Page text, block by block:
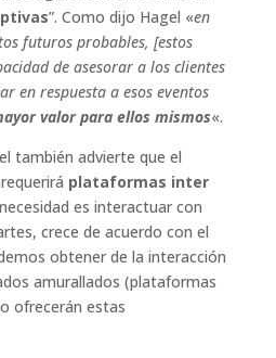
”. Como dijo Hagel «en
futuros probables, [estos
de asesorar a los clientes
en respuesta a esos eventos
valor para ellos mismos«.
también advierte que el
plataformas inter
es interactuar con
crece de acuerdo con el
obtener de la interacción
amurallados (plataformas
ofrecerán estas